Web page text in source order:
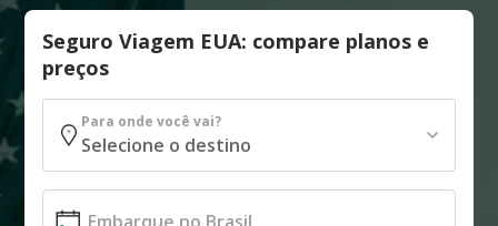
Seguro Viagem EUA: compare planos e
preços
Para onde você vai?